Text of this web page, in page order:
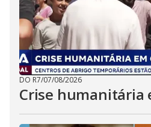
DO R7/07/08/2026
Crise humanitária